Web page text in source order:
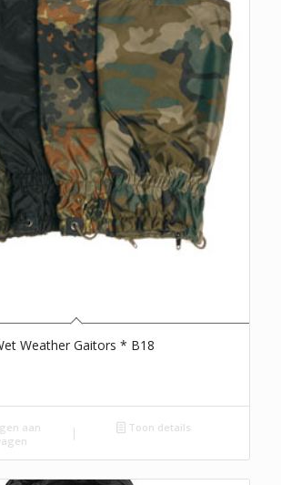
Weather Gaitors * B18
aan
Toon details